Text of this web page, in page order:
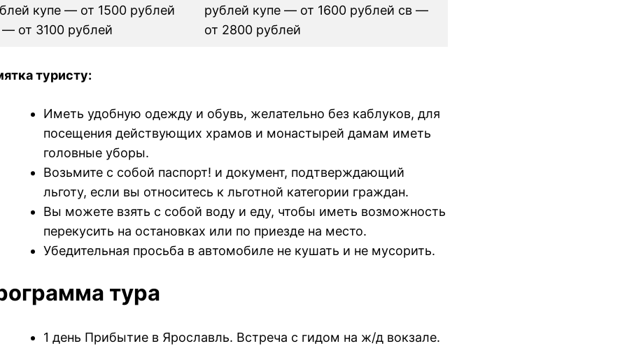
купе — от 1500 рублей
— от 3100 рублей
рублей купе — от 1600 рублей св —
от 2800 рублей
туристу:
Иметь удобную одежду и обувь, желательно без каблуков, для
посещения действующих храмов и монастырей дамам иметь
головные уборы.
Возьмите с собой паспорт! и документ, подтверждающий
льготу, если вы относитесь к льготной категории граждан.
Вы можете взять с собой воду и еду, чтобы иметь возможность
перекусить на остановках или по приезде на место.
Убедительная просьба в автомобиле не кушать и не мусорить.
тура
1 день Прибытие в Ярославль. Встреча с гидом на ж/д вокзале.